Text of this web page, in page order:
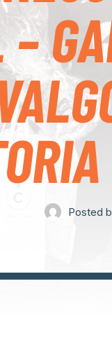
Posted